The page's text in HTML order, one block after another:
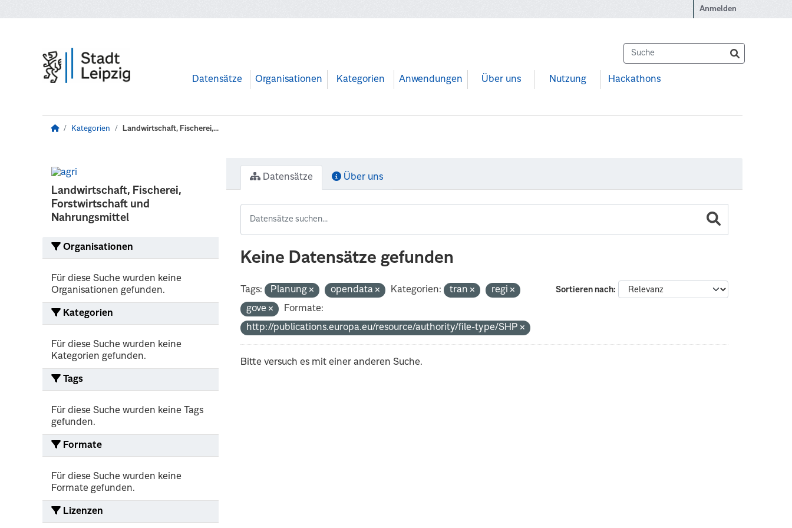
Anmelden
Datensätze Organisationen Kategorien Anwendungen Über uns Nutzung Hackathons
Kategorien Landwirtschaft, Fischerei,...
Landwirtschaft, Fischerei,
Forstwirtschaft und
Nahrungsmittel
Organisationen
Für diese Suche wurden keine
Organisationen gefunden.
Kategorien
Für diese Suche wurden keine
Kategorien gefunden.
Tags
Für diese Suche wurden keine Tags
gefunden.
Formate
Für diese Suche wurden keine
Formate gefunden.
Lizenzen
Datensätze Über uns
Keine Datensätze gefunden
Sortieren nach
Tags: Planung opendata Kategorien: tran
regi
gove
Formate:
http://publications.europa.eu/resource/authority/file-type/SHP
Bitte versuch es mit einer anderen Suche.